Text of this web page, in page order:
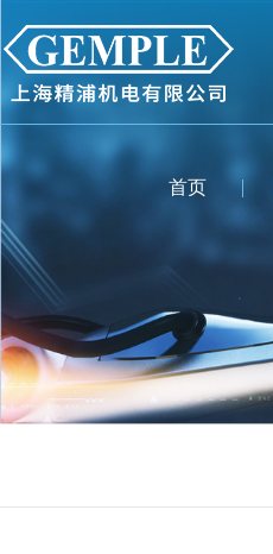
首页